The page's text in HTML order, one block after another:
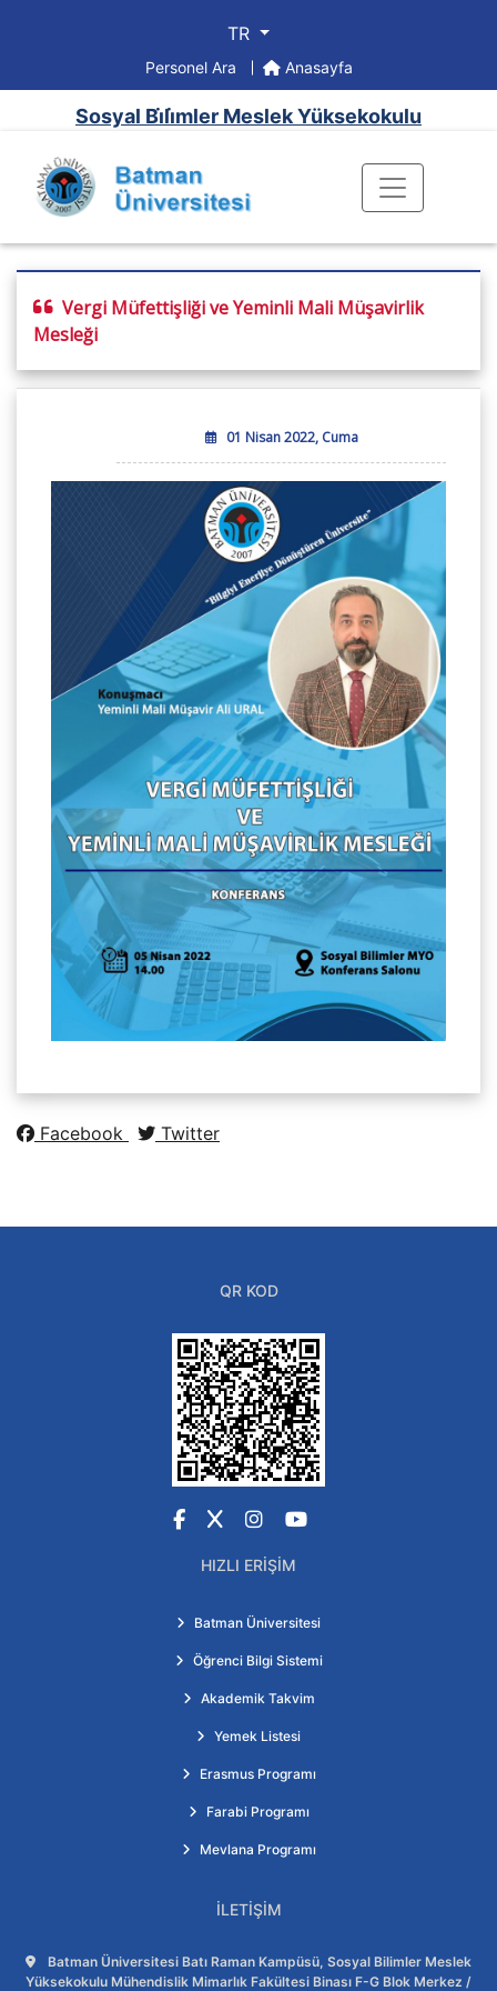
TR
Personel Ara Anasayfa
Sosyal Bi̇li̇mler Meslek Yüksekokulu
Vergi Müfettişliği ve Yeminli Mali Müşavirlik
Mesleği
01 Nisan 2022, Cuma
Facebook Twitter
QR KOD
Facebook
X Instagram
YouTube
HIZLI ERIŞIM
Batman Üniversitesi
Öğrenci Bilgi Sistemi
Akademik Takvim
Yemek Listesi
Erasmus Programı
Farabi Programı
Mevlana Programı
İLETIŞIM
Adres:
Batman Üniversitesi Batı Raman Kampüsü, Sosyal Bilimler Meslek
Yüksekokulu Mühendislik Mimarlık Fakültesi Binası F-G Blok Merkez /